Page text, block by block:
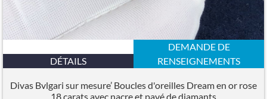
DÉTAILS
DEMANDE DE
RENSEIGNEMENTS
Divas Bvlgari sur mesure’ Boucles d'oreilles Dream en or rose
18 carats avec nacre et pavé de diamants